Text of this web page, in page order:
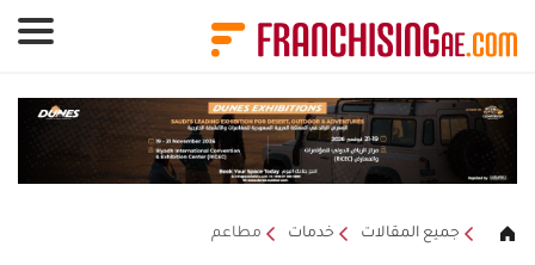
جميع المقالات خدمات مطاعم
لوحة إدارة ملفات تعريف الارتباط